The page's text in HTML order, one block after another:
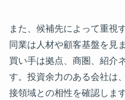
また、候補先によって重視
同業は人材や顧客基盤を見
買い手は拠点、商圏、紹介
す。投資余力のある会社は
接領域との相性を確認します